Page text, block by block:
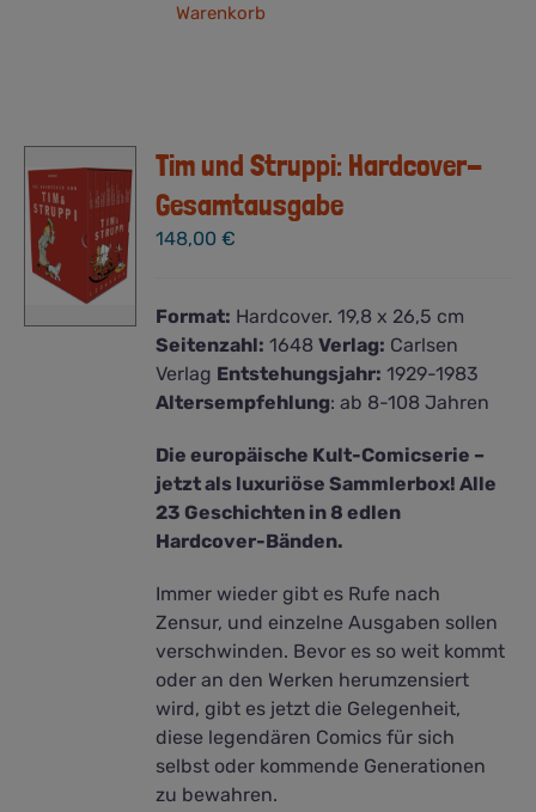
Warenkorb
Tim und Struppi: Hardcover-
Gesamtausgabe
148,00€
Format: Hardcover. 19,8 x 26,5 cm
Seitenzahl: 1648Verlag: Carlsen
Verlag Entstehungsjahr: 1929-1983
Altersempfehlung: ab 8-108 Jahren
Die europäische Kult-Comicserie –
jetzt als luxuriöse Sammlerbox! Alle
23 Geschichten in 8 edlen
Hardcover-Bänden.
Immer wieder gibt es Rufe nach
Zensur, und einzelne Ausgaben sollen
verschwinden. Bevor es so weit kommt
oder an den Werken herumzensiert
wird, gibt es jetzt die Gelegenheit,
diese legendären Comics für sich
selbst oder kommende Generationen
zu bewahren.